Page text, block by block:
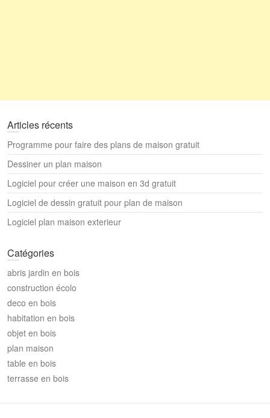
Articles récents
Programme pour faire des plans de maison gratuit
Dessiner un plan maison
Logiciel pour créer une maison en 3d gratuit
Logiciel de dessin gratuit pour plan de maison
Logiciel plan maison exterieur
Catégories
abris jardin en bois
construction écolo
deco en bois
habitation en bois
objet en bois
plan maison
table en bois
terrasse en bois